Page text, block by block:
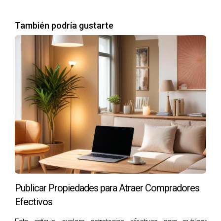
daños a la reputación.
Estrategias para Adaptarte a las
Nuevas Regulaciones
Adaptarse a las nuevas regulaciones implica un enfoque
proactivo y una disposición para aprender. A continuación,
se presentan varias estrategias que pueden ayudar a los
profesionales del sector inmobiliario a mantenerse al día:
Formación Continua:
Participar en cursos de
actualización sobre regulaciones y mejores prácticas
es fundamental. Esto no solo ayuda a cumplir con la
normativa, sino que también posiciona al profesional
como un experto en el campo.
Integración de Tecnología:Utilizar herramientas
digitales para la gestión de propiedades y el
También podría gustarte
Publicar Propiedades para Atraer Compradores
Efectivos